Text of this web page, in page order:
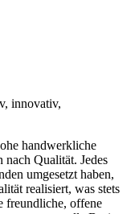
handwerkliche
nach Qualität. Jedes
umgesetzt haben,
realisiert, was stets
freundliche, offene